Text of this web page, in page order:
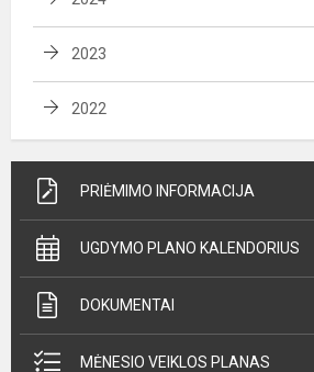
2023
2022
PRIĖMIMO INFORMACIJA
UGDYMO PLANO KALENDORIUS
DOKUMENTAI
MĖNESIO VEIKLOS PLANAS